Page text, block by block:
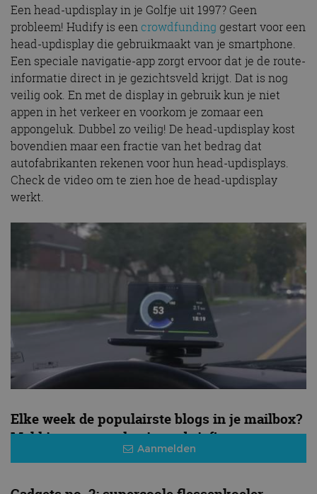
Een head-updisplay in je Golfje uit 1997? Geen
probleem! Hudify is eencrowdfunding gestart voor een
head-updisplay die gebruikmaakt van je smartphone.
Een speciale navigatie-app zorgt ervoor dat je de route-
informatie direct in je gezichtsveld krijgt. Dat is nog
veilig ook. En met de display in gebruik kun je niet
appen in het verkeer en voorkom je zomaar een
appongeluk. Dubbel zo veilig! De head-updisplay kost
bovendien maar een fractie van het bedrag dat
autofabrikanten rekenen voor hun head-updisplays.
Check de video om te zien hoe de head-updisplay
werkt.
Elke week de populairste blogs in je mailbox?
Meld je aan voor de nieuwsbrief!
Aanmelden